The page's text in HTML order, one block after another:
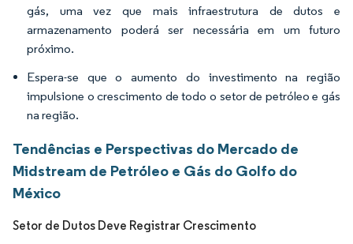
gás, uma vez que mais infraestrutura de dutos e
armazenamento poderá ser necessária em um futuro
próximo.
Espera-se que o aumento do investimento na região
impulsione o crescimento de todo o setor de petróleo e gás
na região.
Tendências e Perspectivas do Mercado de
Midstream de Petróleo e Gás do Golfo do
México
Setor de Dutos Deve Registrar Crescimento